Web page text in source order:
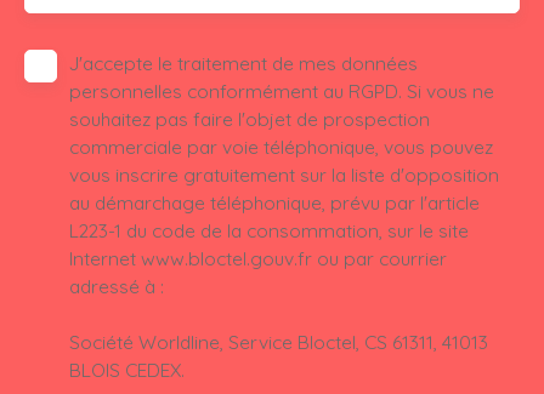
J'accepte le traitement de mes données
personnelles conformément au RGPD. Si vous ne
souhaitez pas faire l'objet de prospection
commerciale par voie téléphonique, vous pouvez
vous inscrire gratuitement sur la liste d'opposition
au démarchage téléphonique, prévu par l'article
L223-1 du code de la consommation, sur le site
Internet www.bloctel.gouv.fr ou par courrier
adressé à :
Société Worldline, Service Bloctel, CS 61311, 41013
BLOIS CEDEX.